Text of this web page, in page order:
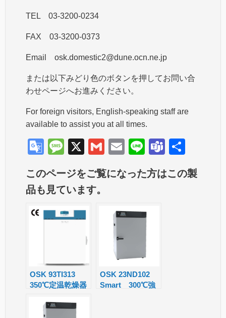
TEL 03-3200-0234
FAX 03-3200-0373
Email osk.domestic2@dune.ocn.ne.jp
または以下みどり色のボタンを押してお問い合
わせページへお進みください。
For foreign visitors, English-speaking staff are
available to assist you at all times.
G
o
gl
e
n
sl
at
e
M
ss
a
g
e
X
G
ail
E
ail
Li
e
T
a
このページをご覧になった方はこの製
品も見ています。
OSK 93TI313
350℃定温乾燥器
OSK 23ND102
Smart 300℃強